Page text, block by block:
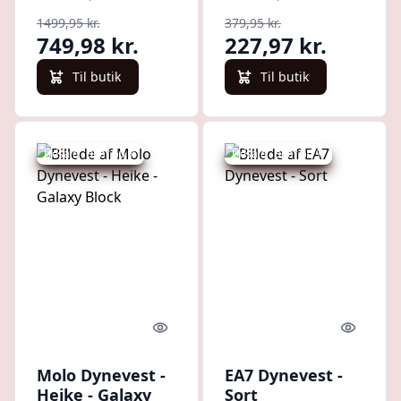
1499,95 kr.
749,98 kr.
Til butik
379,95 kr.
227,97 kr.
Til butik
Udsalg - spar 50 %
Quick look
Molo Dynevest -
Heike - Galaxy
Udsalg - spar 50 %
Quick
EA7 Dynevest -
Sort